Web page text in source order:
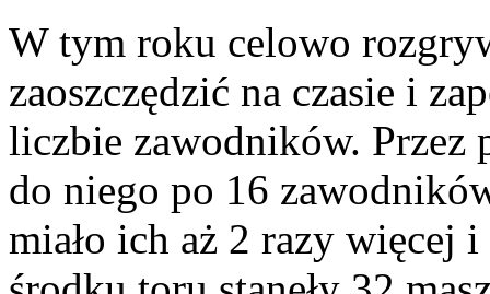
W tym roku celowo
zaoszczędzić na czasie i
liczbie zawodników. Przez
do niego po 16
miało ich aż 2 razy więcej